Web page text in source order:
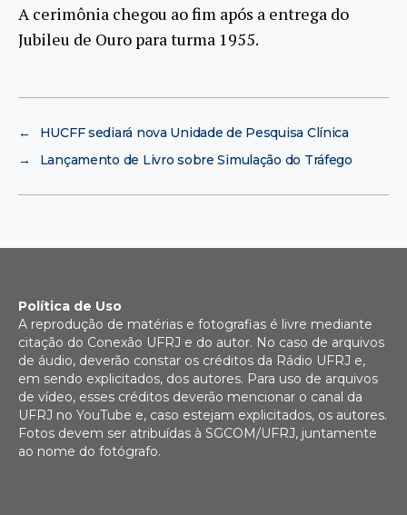
A cerimônia chegou ao fim após a entrega do
Jubileu de Ouro para turma 1955.
←
HUCFF sediará nova Unidade de Pesquisa Clínica
→
Lançamento de Livro sobre Simulação do Tráfego
Política de Uso
A reprodução de matérias e fotografias é livre mediante
citação do Conexão UFRJ e do autor. No caso de arquivos
de áudio, deverão constar os créditos da Rádio UFRJ e,
em sendo explicitados, dos autores. Para uso de arquivos
de vídeo, esses créditos deverão mencionar o canal da
UFRJ no YouTube e, caso estejam explicitados, os autores.
Fotos devem ser atribuídas à SGCOM/UFRJ, juntamente
ao nome do fotógrafo.